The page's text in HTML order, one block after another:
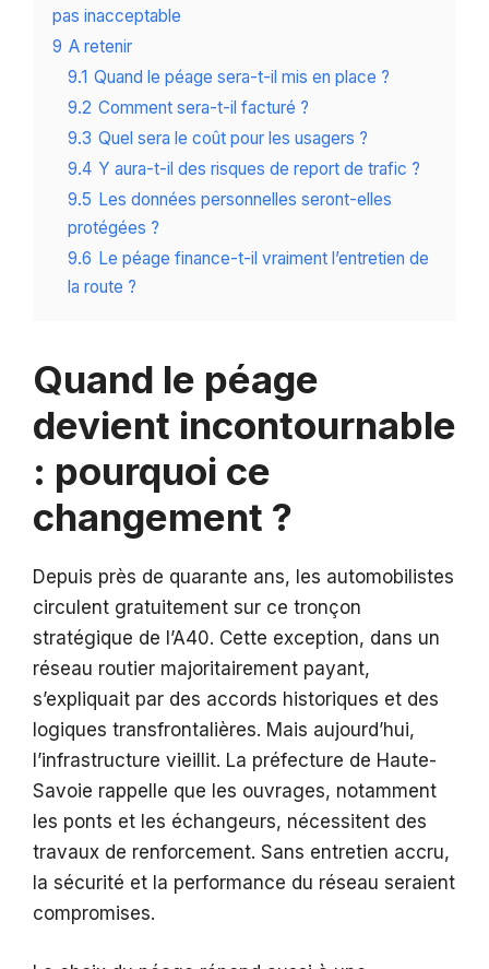
pas inacceptable
9 A retenir
9.1 Quand le péage sera-t-il mis en place ?
9.2 Comment sera-t-il facturé ?
9.3 Quel sera le coût pour les usagers ?
9.4 Y aura-t-il des risques de report de trafic ?
9.5 Les données personnelles seront-elles
protégées ?
9.6 Le péage finance-t-il vraiment l’entretien de
la route ?
Quand le péage
devient incontournable
: pourquoi ce
changement ?
Depuis près de quarante ans, les automobilistes
circulent gratuitement sur ce tronçon
stratégique de l’A40. Cette exception, dans un
réseau routier majoritairement payant,
s’expliquait par des accords historiques et des
logiques transfrontalières. Mais aujourd’hui,
l’infrastructure vieillit. La préfecture de Haute-
Savoie rappelle que les ouvrages, notamment
les ponts et les échangeurs, nécessitent des
travaux de renforcement. Sans entretien accru,
la sécurité et la performance du réseau seraient
compromises.